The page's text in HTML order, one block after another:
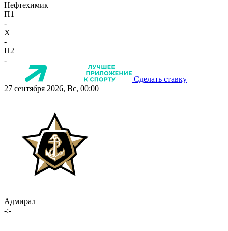
Нефтехимик
П1
-
X
-
П2
-
Сделать ставку
27 сентября 2026, Вс, 00:00
Адмирал
-:-